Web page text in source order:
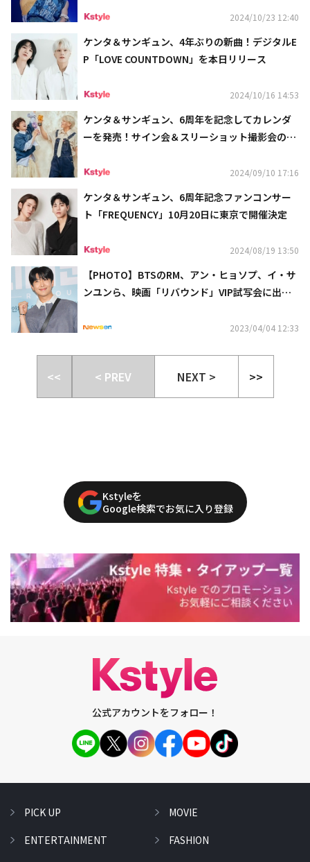
2024/10/23 12:40
ケンタ＆サンギュン、4年ぶりの新曲！デジタルE
P「LOVE COUNTDOWN」を本日リリース
2024/10/16 14:53
ケンタ＆サンギュン、6周年を記念してカレンダ
ーを発売！サイン会＆スリーショット撮影会の実
2024/09/10 17:16
ケンタ＆サンギュン、6周年記念ファンコンサー
ト「FREQUENCY」10月20日に東京で開催決定
2024/08/19 13:50
【PHOTO】BTSのRM、アン・ヒョソプ、イ・サ
ンユンら、映画「リバウンド」VIP試写会に出席
2023/04/04 12:33
<< < PREV NEXT > >>
Kstyleを
Google検索でお気に入り登録
公式アカウントをフォロー！
PICK UP
ENTERTAINMENT
MOVIE
FASHION